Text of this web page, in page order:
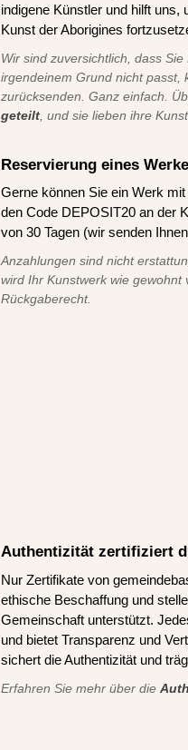
indigene Künstler und hilft
Kunst der Aborigines
Wir sind zuversichtlich, dass
irgendeinem Grund nicht passt,
zurücksenden. Ganz einfach.
geteilt , und sie lieben ihre
Reservierung eines
Gerne können Sie ein Werk
den Code DEPOSIT20 an der
von 30 Tagen (wir senden
Anzahlungen sind nicht
wird Ihr Kunstwerk wie
Rückgaberecht.
Authentizität zertifiziert
Nur Zertifikate von
ethische Beschaffung und
Gemeinschaft unterstützt.
und bietet Transparenz und
sichert die Authentizität und
Erfahren Sie mehr über die